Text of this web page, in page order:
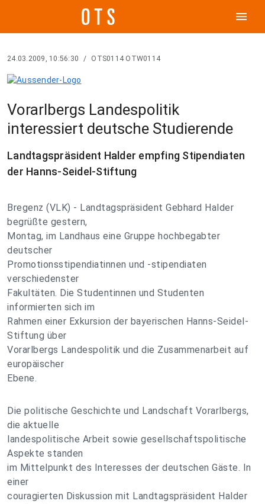
menu
24.03.2009, 10:56:30 / OTS0114 OTW0114
Vorarlbergs Landespolitik
interessiert deutsche Studierende
Landtagspräsident Halder empfing Stipendiaten
der Hanns-Seidel-Stiftung
Bregenz (VLK) - Landtagspräsident Gebhard Halder
begrüßte gestern,
Montag, im Landhaus eine Gruppe hochbegabter
deutscher
Promotionsstipendiatinnen und -stipendiaten
verschiedenster
Fakultäten. Die Studentinnen und Studenten
informierten sich im
Rahmen einer Exkursion der bayerischen Hanns-Seidel-
Stiftung über
Vorarlbergs Landespolitik und die Zusammenarbeit auf
europäischer
Ebene.
Die politische Geschichte und Landschaft Vorarlbergs,
die aktuelle
landespolitische Arbeit sowie gesellschaftspolitische
Aspekte standen
im Mittelpunkt des Interesses der deutschen Gäste. In
einer
couragierten Diskussion mit Landtagspräsident Halder